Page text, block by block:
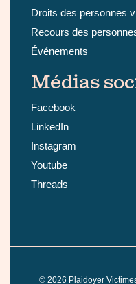
Droits des personnes
Recours des
Événements
Médias
Facebook
LinkedIn
Instagram
Youtube
Threads
© 2026 Plaidoyer